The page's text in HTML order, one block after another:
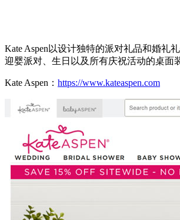
Kate Aspen以设计独特的派对礼品和婚礼
迎婴派对、生日以及所有庆祝活动的桌面
Kate Aspen： https://www.kateaspen.com